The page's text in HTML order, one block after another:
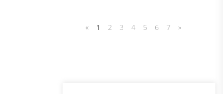
« 1 2 3 4 5 6 7 »